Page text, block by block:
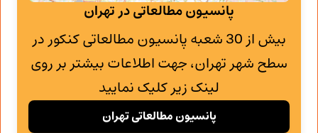
پانسیون مطالعاتی در تهران
بیش از 30 شعبه پانسیون مطالعاتی کنکور در
سطح شهر تهران، جهت اطلاعات بیشتر بر روی
لینک زیر کلیک نمایید
پانسیون مطالعاتی تهران